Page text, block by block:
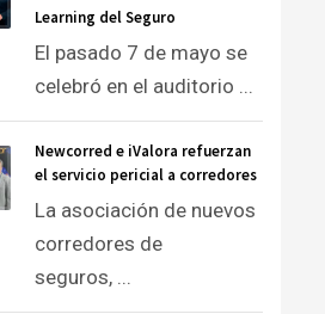
Learning del Seguro
El pasado 7 de mayo se
celebró en el auditorio ...
Newcorred e iValora refuerzan
el servicio pericial a corredores
La asociación de nuevos
corredores de
seguros, ...